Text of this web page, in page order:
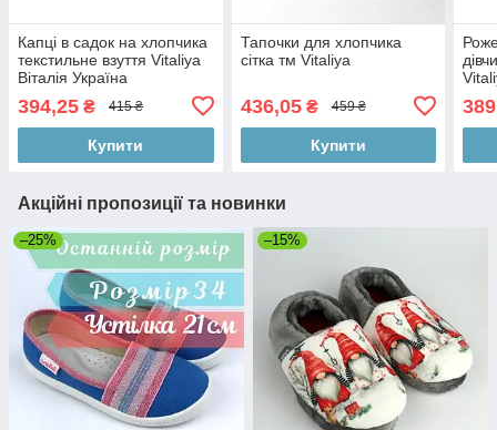
Капці в садок на хлопчика
текстильне взуття Vitaliya
Віталія Україна
394,25 ₴ 415 ₴
Купити
Тапочки для хлопчика
сітка тм Vitaliya
436,05₴ 459 ₴
Купити
Акційні пропозиції та новинки
–25% –15%